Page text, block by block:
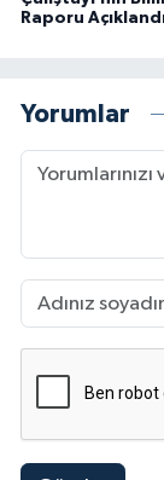
Raporu
Yorumlar